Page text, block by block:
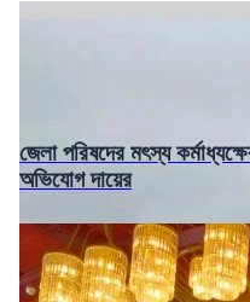
জেলা পরিষদের মৎস্য
অভিযোগ দায়ের